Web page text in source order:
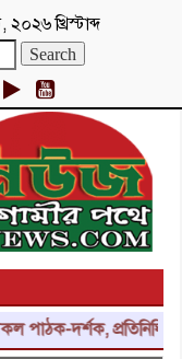
খ্রিস্টাব্দ
দর্শক, প্রতিনিধি,